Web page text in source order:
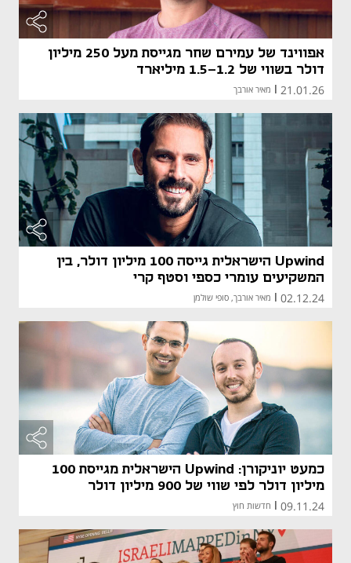
אפווינד של עמירם שחר מגייסת מעל 250 מיליון
דולר בשווי של 1.5-1.2 מיליארד
21.01.26 מאיר אורבך
Upwind הישראלית גייסה 100 מיליון דולר, בין
המשקיעים עומרי כספי וסטף קרי
02.12.24 מאיר אורבך, סופי שולמן
כמעט יוניקורן: Upwind הישראלית מגייסת 100
מיליון דולר לפי שווי של 900 מיליון דולר
09.11.24 חדשות חוץ